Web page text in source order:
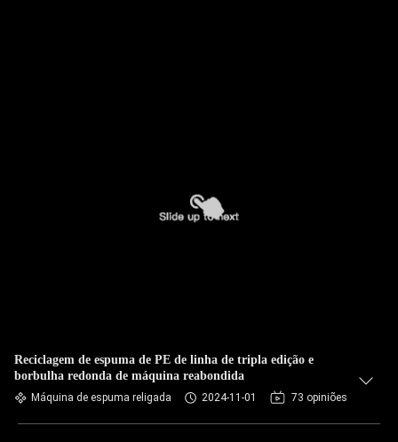
Reciclagem de espuma de PE de linha de tripla edição e
borbulha redonda de máquina reabondida
Máquina de espuma religada 2024-11-01 73 opiniões